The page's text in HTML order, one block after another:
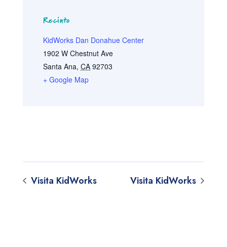
Recinto
KidWorks Dan Donahue Center
1902 W Chestnut Ave
Santa Ana, CA 92703
+ Google Map
Visita KidWorks Visita KidWorks